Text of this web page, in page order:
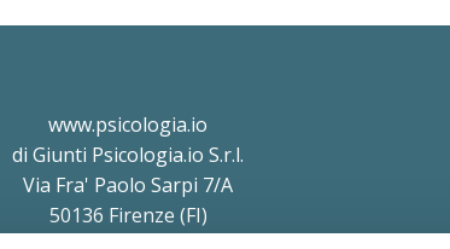
www.psicologia.io
di Giunti Psicologia.io S.r.l.
Via Fra' Paolo Sarpi 7/A
50136 Firenze (FI)